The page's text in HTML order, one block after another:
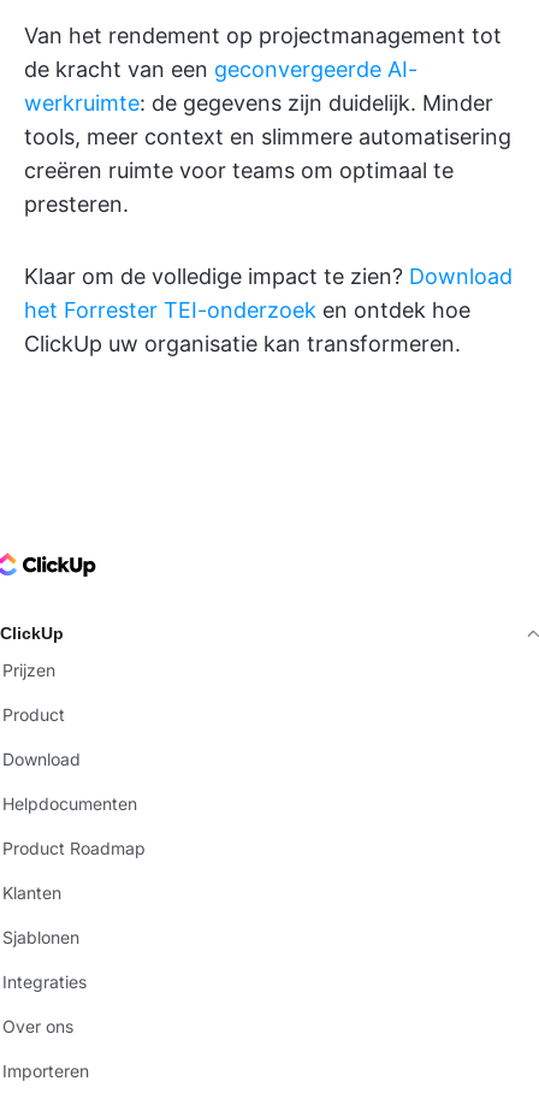
Van het rendement op projectmanagement tot
de kracht van een geconvergeerde AI-
werkruimte: de gegevens zijn duidelijk. Minder
tools, meer context en slimmere automatisering
creëren ruimte voor teams om optimaal te
presteren.
Klaar om de volledige impact te zien? Download
het Forrester TEI-onderzoek en ontdek hoe
ClickUp uw organisatie kan transformeren.
Logo
ClickUp
Prijzen
Product
Download
Helpdocumenten
Product Roadmap
Klanten
Sjablonen
Integraties
Over ons
Importeren